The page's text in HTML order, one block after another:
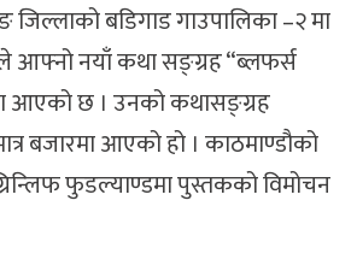
बडिगाड गाउपालिका –२ मा
आफ्नो नयाँ कथा सङ्ग्रह “ब्लफर्स
आएको छ । उनको कथासङ्ग्रह
बजारमा आएको हो । काठमाण्डौको
फुडल्याण्डमा पुस्तकको विमोचन